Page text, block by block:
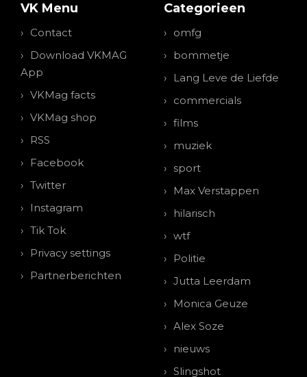
VK Menu
Contact
Download VKMAG
App
VKMag facts
VKMag shop
RSS
Facebook
Twitter
Instagram
Tik Tok
Privacy settings
Partnerberichten
Categorieen
omfg
bommetje
Lang Leve de Liefde
commercials
films
muziek
sport
Max Verstappen
hilarisch
wtf
Politie
Jutta Leerdam
Monica Geuze
Alex Soze
nieuws
Slingshot